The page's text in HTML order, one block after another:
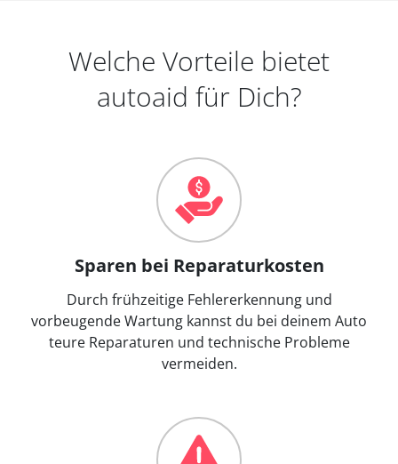
Welche Vorteile bietet
autoaid für Dich?
Sparen bei Reparaturkosten
Durch frühzeitige Fehlererkennung und
vorbeugende Wartung kannst du bei deinem Auto
teure Reparaturen und technische Probleme
vermeiden.